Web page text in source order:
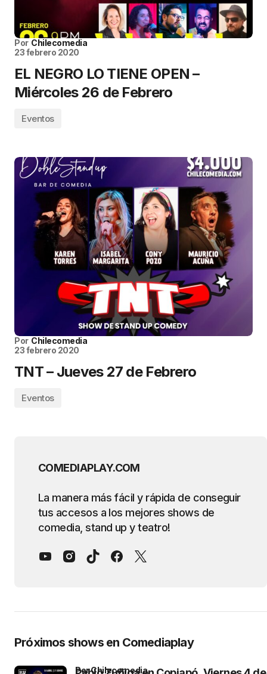
Por Chilecomedia
23 febrero 2020
EL NEGRO LO TIENE OPEN –
Miércoles 26 de Febrero
Eventos
Por Chilecomedia
23 febrero 2020
TNT – Jueves 27 de Febrero
Eventos
COMEDIAPLAY.COM
La manera más fácil y rápida de conseguir
tus accesos a los mejores shows de
comedia, stand up y teatro!
Próximos shows en Comediaplay
por Chilecomedia